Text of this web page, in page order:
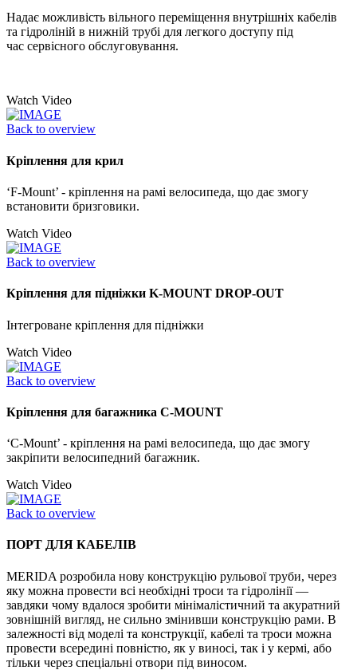
Надає можливість вільного переміщення внутрішніх кабелів
та гідроліній в нижній трубі для легкого доступу під
час сервісного обслуговування.
Watch Video
Back to overview
Кріплення для крил
‘F-Mount’ - кріплення на рамі велосипеда, що дає змогу
встановити бризговики.
Watch Video
Back to overview
Кріплення для підніжки K-MOUNT DROP-OUT
Інтегроване кріплення для підніжки
Watch Video
Back to overview
Кріплення для багажника C-MOUNT
‘C-Mount’ - кріплення на рамі велосипеда, що дає змогу
закріпити велосипедний багажник.
Watch Video
Back to overview
ПОРТ ДЛЯ КАБЕЛІВ
MERIDA розробила нову конструкцію рульової труби, через
яку можна провести всі необхідні троси та гідролінії —
завдяки чому вдалося зробити мінімалістичний та акуратний
зовнішній вигляд, не сильно змінивши конструкцію рами. В
залежності від моделі та конструкції, кабелі та троси можна
провести всередині повністю, як у виносі, так і у кермі, або
тільки через спеціальні отвори під виносом.